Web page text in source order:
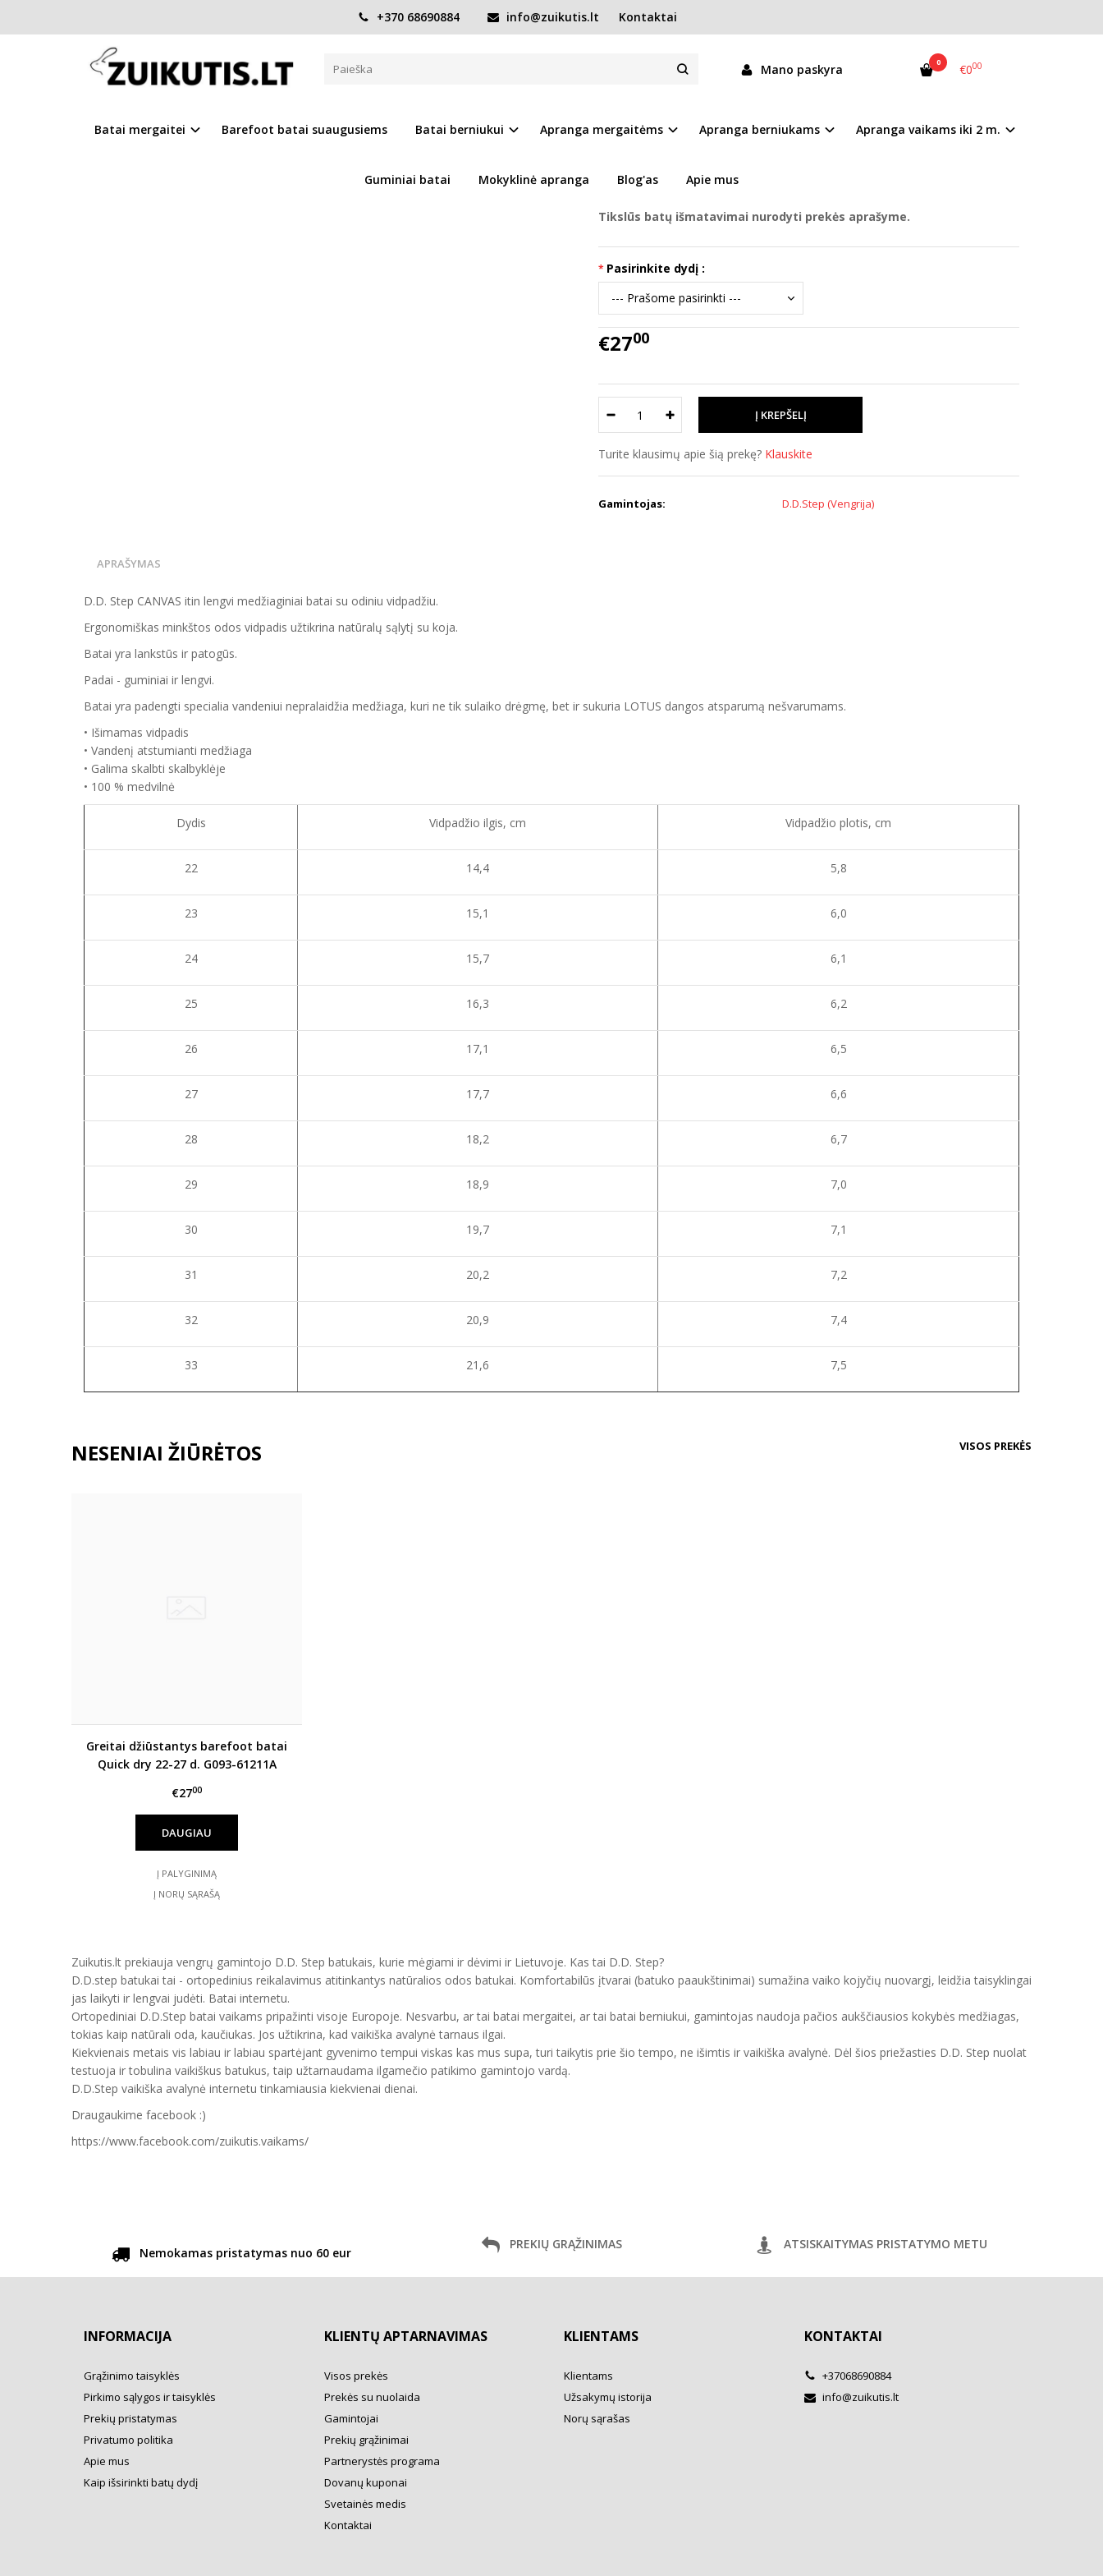
+370 68690884 info@zuikutis.lt Kontaktai
Mano paskyra 0 €000
Batai mergaitei Barefoot batai suaugusiems Batai berniukui Apranga mergaitėms Apranga berniukams Apranga vaikams iki 2 m.
Guminiai batai Mokyklinė apranga Blog'as Apie mus
Pagrindinis D.D.Step batai berniukams Greitai džiūstantys barefoot batai Quick dry 22-27 d. G093-61211A
GREITAI DŽIŪSTANTYS BAREFOOT BATAI QUICK DRY 22-27 D. G093-61211A
Į PALYGINIMĄ Į NORŲ SĄRAŠĄ
Prekės kodas:
15727-G093-61211A
Tikslūs batų išmatavimai nurodyti prekės aprašyme.
Pasirinkite dydį :
€2700
Turite klausimų apie šią prekę? Klauskite
Gamintojas: D.D.Step (Vengrija)
APRAŠYMAS
D.D. Step CANVAS itin lengvi medžiaginiai batai su odiniu vidpadžiu.
Ergonomiškas minkštos odos vidpadis užtikrina natūralų sąlytį su koja.
Batai yra lankstūs ir patogūs.
Padai - guminiai ir lengvi.
Batai yra padengti specialia vandeniui nepralaidžia medžiaga, kuri ne tik sulaiko drėgmę, bet ir sukuria LOTUS dangos atsparumą nešvarumams.
• Išimamas vidpadis
• Vandenį atstumianti medžiaga
• Galima skalbti skalbyklėje
• 100 % medvilnė
Dydis Vidpadžio ilgis, cm Vidpadžio plotis, cm
22 14,4 5,8
23 15,1 6,0
24 15,7 6,1
25 16,3 6,2
26 17,1 6,5
27 17,7 6,6
28 18,2 6,7
29 18,9 7,0
30 19,7 7,1
31 20,2 7,2
32 20,9 7,4
33 21,6 7,5
NESENIAI ŽIŪRĖTOS VISOS PREKĖS
Greitai džiūstantys barefoot batai
Quick dry 22-27 d. G093-61211A
€2700
DAUGIAU
Į PALYGINIMĄ
Į NORŲ SĄRAŠĄ
Zuikutis.lt prekiauja vengrų gamintojo D.D. Step batukais, kurie mėgiami ir dėvimi ir Lietuvoje. Kas tai D.D. Step?
D.D.step batukai tai - ortopedinius reikalavimus atitinkantys natūralios odos batukai. Komfortabilūs įtvarai (batuko paaukštinimai) sumažina vaiko kojyčių nuovargį, leidžia taisyklingai
jas laikyti ir lengvai judėti. Batai internetu.
Ortopediniai D.D.Step batai vaikams pripažinti visoje Europoje. Nesvarbu, ar tai batai mergaitei, ar tai batai berniukui, gamintojas naudoja pačios aukščiausios kokybės medžiagas,
tokias kaip natūrali oda, kaučiukas. Jos užtikrina, kad vaikiška avalynė tarnaus ilgai.
Kiekvienais metais vis labiau ir labiau spartėjant gyvenimo tempui viskas kas mus supa, turi taikytis prie šio tempo, ne išimtis ir vaikiška avalynė. Dėl šios priežasties D.D. Step nuolat
testuoja ir tobulina vaikiškus batukus, taip užtarnaudama ilgamečio patikimo gamintojo vardą.
D.D.Step vaikiška avalynė internetu tinkamiausia kiekvienai dienai.
Draugaukime facebook :)
https://www.facebook.com/zuikutis.vaikams/
Nemokamas pristatymas nuo 60 eur
PREKIŲ GRĄŽINIMAS ATSISKAITYMAS PRISTATYMO METU
INFORMACIJA
Grąžinimo taisyklės
Pirkimo sąlygos ir taisyklės
Prekių pristatymas
Privatumo politika
Apie mus
Kaip išsirinkti batų dydį
KLIENTŲ APTARNAVIMAS
Visos prekės
Prekės su nuolaida
Gamintojai
Prekių grąžinimai
Partnerystės programa
Dovanų kuponai
Svetainės medis
Kontaktai
KLIENTAMS
Klientams
Užsakymų istorija
Norų sąrašas
KONTAKTAI
+37068690884
info@zuikutis.lt